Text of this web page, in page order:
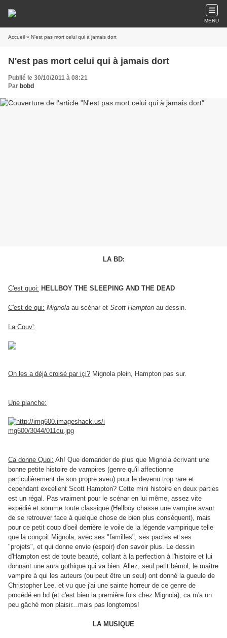
MENU
Accueil » N'est pas mort celui qui à jamais dort
N'est pas mort celui qui à jamais dort
Publié le 30/10/2011 à 08:21
Par bobd
LA BD:
C'est quoi: HELLBOY THE SLEEPING AND THE DEAD
C'est de qui: Mignola au scénar et Scott Hampton au dessin.
La Couv':
On les a déjà croisé par içi? Mignola plein, Hampton pas sur.
Une planche:
Ca donne Quoi: Ah! Que demander de plus que Mignola écrivant une
bonne petite histoire de vampires (genre qu'il affectionne
particulièrement de son propre aveu) pour le devenu trop rare et
cependant excellent Scott Hampton? Cette mini histoire en deux parties
est un régal. Pas vraiment pour le scénar en lui même, assez vite
expédié et somme toute classique (Hellboy chasse une vampire avant
de se retrouver face à quelque chose de bien plus conséquent), mais
pour ce petit coup d'oeil derrière le voile de la légende vampirique telle
que la conçoit Mignola, avec ses "familles", ses pactes et ses
"projets", et qui donne envie (espoir) d'en savoir plus. Le dessin
d'Hampton est de toute beauté, collant à la perfection à l'histoire et lui
donnant une aura gothique qui va bien. Allez, seul petit bémol, le maître
vampire à qui les auteurs (ou peut être un seul) ont donné la gueule de
Christopher Lee, et vu que j'ai une sainte horreur de ce genre de
procédé en bd (et c'est bien la première fois chez Mignola), ca m'a un
peu gâché mon plaisir...mais pas longtemps!
LA MUSIQUE